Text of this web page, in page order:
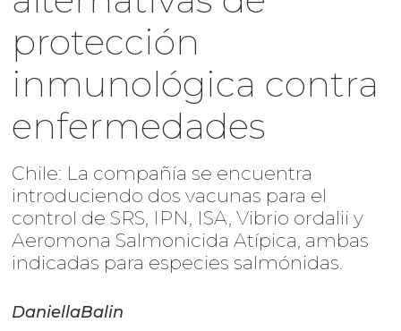
protección
inmunológica contra
enfermedades
Chile: La compañía se encuentra
introduciendo dos vacunas para el
control de SRS, IPN, ISA, Vibrio ordalii y
Aeromona Salmonicida Atípica, ambas
indicadas para especies salmónidas.
DaniellaBalin